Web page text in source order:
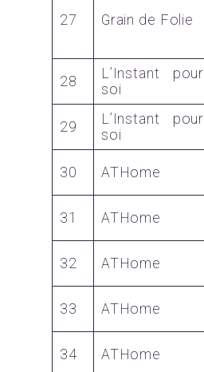
27 Grain de Folie
28
L’Instant pour
soi
29
L’Instant pour
soi
30 ATHome
31 ATHome
32 ATHome
33 ATHome
34 ATHome